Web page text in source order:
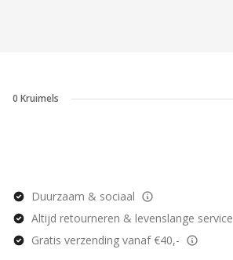
0 Kruimels
Duurzaam & sociaal
Altijd retourneren & levenslange service
Gratis verzending vanaf €40,-